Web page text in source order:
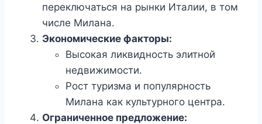
переключаться на рынки Италии, в том
числе Милана.
Экономические факторы:
Высокая ликвидность элитной
недвижимости.
Рост туризма и популярность
Милана как культурного центра.
Ограниченное предложение: